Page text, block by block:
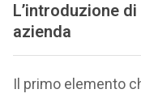
L’introduzione
azienda
Il primo elemento